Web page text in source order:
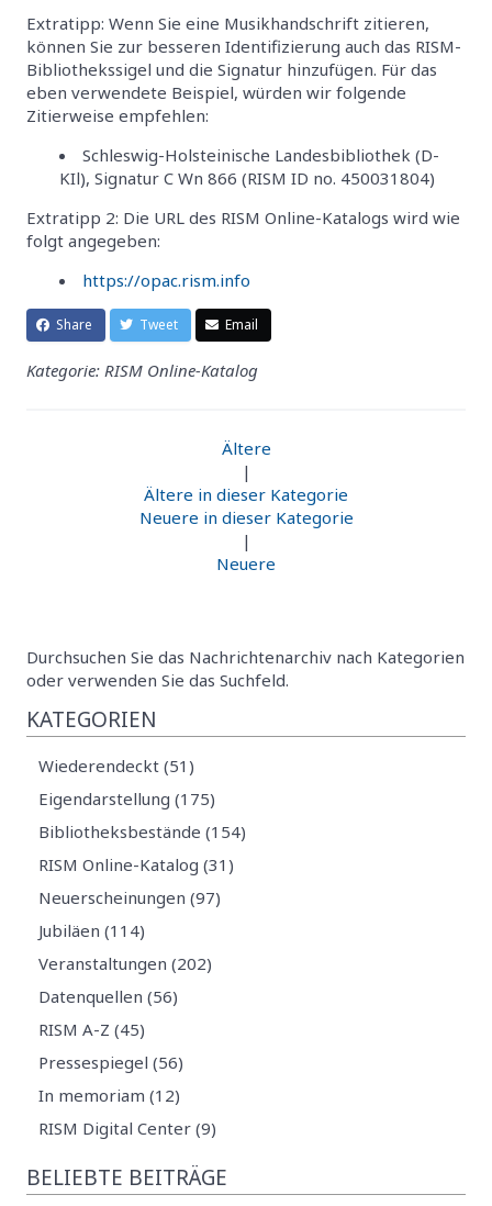
Extratipp: Wenn Sie eine Musikhandschrift zitieren,
können Sie zur besseren Identifizierung auch das RISM-
Bibliothekssigel und die Signatur hinzufügen. Für das
eben verwendete Beispiel, würden wir folgende
Zitierweise empfehlen:
Schleswig-Holsteinische Landesbibliothek (D-
KIl), Signatur C Wn 866 (RISM ID no. 450031804)
Extratipp 2: Die URL des RISM Online-Katalogs wird wie
folgt angegeben:
https://opac.rism.info
Share Tweet Email
Kategorie: RISM Online-Katalog
Ältere
|
Ältere in dieser Kategorie
Neuere in dieser Kategorie
|
Neuere
Durchsuchen Sie das Nachrichtenarchiv nach Kategorien
oder verwenden Sie das Suchfeld.
KATEGORIEN
Wiederendeckt (51)
Eigendarstellung (175)
Bibliotheksbestände (154)
RISM Online-Katalog (31)
Neuerscheinungen (97)
Jubiläen (114)
Veranstaltungen (202)
Datenquellen (56)
RISM A-Z (45)
Pressespiegel (56)
In memoriam (12)
RISM Digital Center (9)
BELIEBTE BEITRÄGE